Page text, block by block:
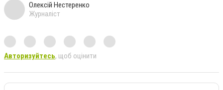
Олексій Нестеренко
Журналіст
Авторизуйтесь, щоб оцінити